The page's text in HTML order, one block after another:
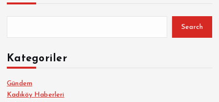
Search
Kategoriler
Gündem
Kadıköy Haberleri